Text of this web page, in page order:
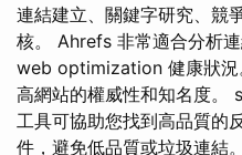
連結建立、關鍵字研究、競
核。 Ahrefs 非常適合分析
web optimization 健康狀況
高網站的權威性和知名度
工具可協助您找到高品質的
件，避免低品質或垃圾連結